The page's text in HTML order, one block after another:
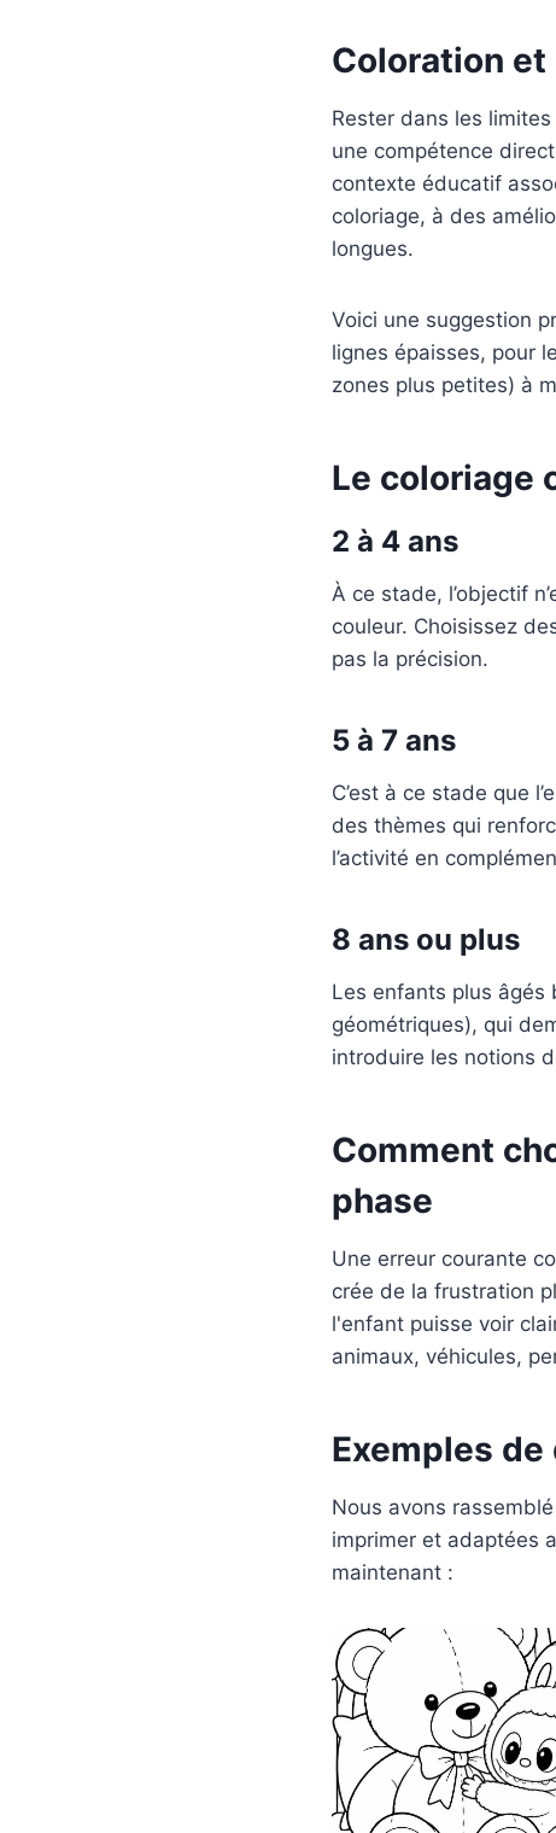
Coloration
Rester dans les
une compétence
contexte éducatif
coloriage, à des
longues.
Voici une suggestion
lignes épaisses, pour
zones plus petites) à
Le coloriage
2 à 4 ans
À ce stade, l’objectif
couleur. Choisissez
pas la précision.
5 à 7 ans
C’est à ce stade que
des thèmes qui
l’activité en
8 ans ou plus
Les enfants plus
géométriques), qui
introduire les notions
Comment
phase
Une erreur courante
crée de la frustration
l'enfant puisse voir
animaux, véhicules,
Exemples
Nous avons
imprimer et adaptées
maintenant :